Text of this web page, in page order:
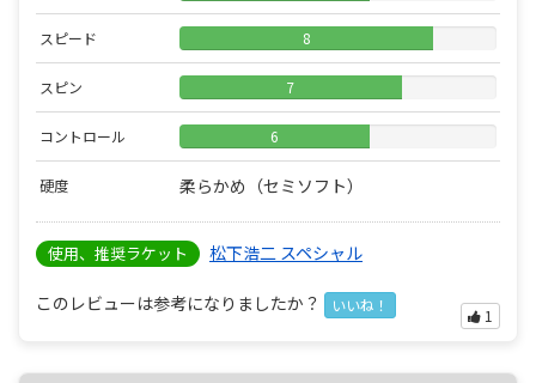
スピード 8
スピン 7
コントロール 6
硬度 柔らかめ（セミソフト）
使用、推奨ラケット 松下浩二 スペシャル
このレビューは参考になりましたか？ いいね！
1